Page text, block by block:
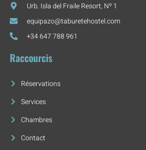
Urb. Isla del Fraile Resort, Nº 1
equipazo@taburetehostel.com
+34 647 788 961
Raccourcis
Réservations
Services
Chambres
Contact